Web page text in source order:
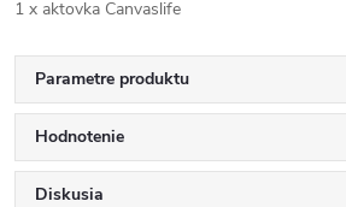
1 x aktovka Canvaslife
Parametre produktu
Hodnotenie
Diskusia